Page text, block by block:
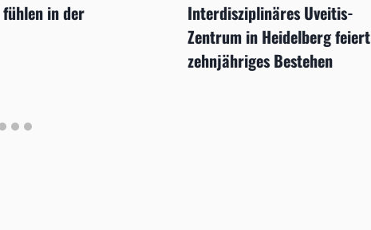
in der
Interdisziplinäres Uveitis-
Zentrum in Heidelberg feiert
zehnjähriges Bestehen